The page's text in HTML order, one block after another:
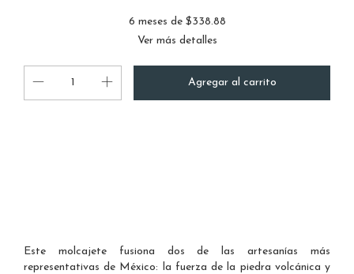
6 meses de $338.88
Ver más detalles
Este molcajete fusiona dos de las artesanías más
representativas de México: la fuerza de la piedra volcánica y